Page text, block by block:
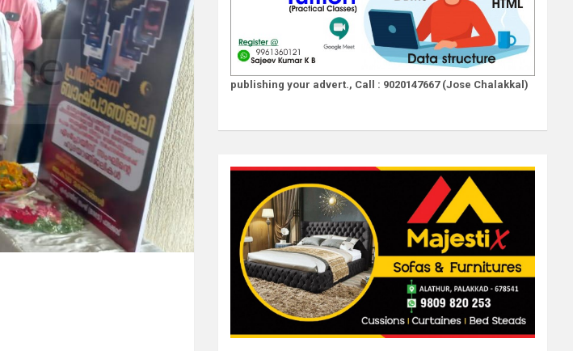
publishing your advert., Call : 9020147667 (Jose Chalakkal)